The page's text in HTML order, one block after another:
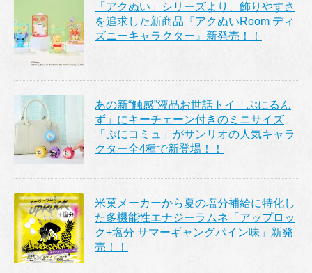
「アクぬい」シリーズより、飾りやすさ
を追求した新商品『アクぬいRoom ディ
ズニーキャラクター』新発売！！
あの新“触感”液晶お世話トイ「ぷにるん
ず」にキーチェーン付きのミニサイズ
「ぷにコミュ」がサンリオの人気キャラ
クター全4種で新登場！！
米菓メーカーから夏の塩分補給に特化し
た多機能性エナジーラムネ「アップロッ
ク+塩分 サマーギャングパイン味」新発
売！！